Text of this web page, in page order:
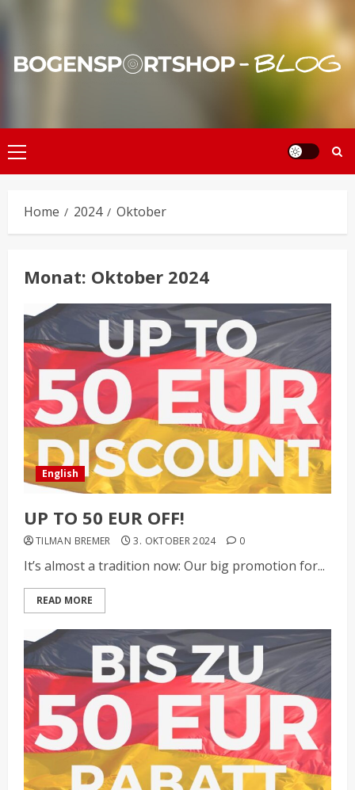
Primary
Menu
Home 2024 Oktober
Monat: Oktober 2024
English
UP TO 50 EUR OFF!
TILMAN BREMER 3. OKTOBER 2024 0
It’s almost a tradition now: Our big promotion for...
READ MORE